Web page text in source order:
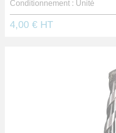
Conditionnement : Unité
4,00 € HT